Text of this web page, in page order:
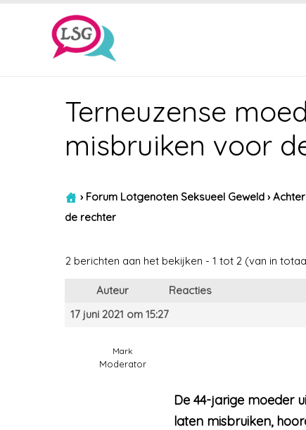
Terneuzense
misbruiken voor
› Forum Lotgenoten Seksueel Geweld ›
de rechter
2 berichten aan het bekijken - 1 tot 2 (van in
Auteur
Reacties
17 juni 2021 om 15:27
Mark
Moderator
De 44-jarige moeder
laten misbruiken,